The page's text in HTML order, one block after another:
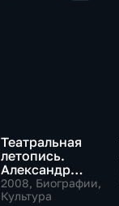
Театральная
летопись.
Александр
Збруев
2008, Биографии,
Культура